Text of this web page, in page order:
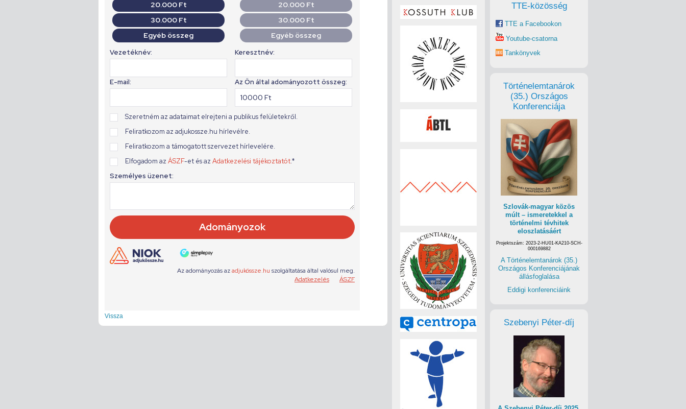
Vissza
TTE-közösség
TTE a Facebookon
Youtube-csatorna
Tankönyvek
Történelemtanárok
(35.) Országos
Konferenciája
Szlovák-magyar közös
múlt – ismeretekkel a
történelmi tévhitek
eloszlatásáért
Projektszám: 2023-2-HU01-KA210-SCH-
000169882
A Történelemtanárok (35.)
Országos Konferenciájának
állásfoglalása
Eddigi konferenciáink
Szebenyi Péter-díj